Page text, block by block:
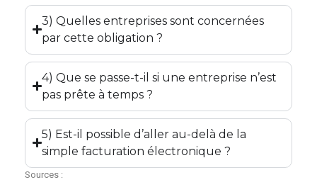
3) Quelles entreprises sont concernées
par cette obligation ?
4) Que se passe-t-il si une entreprise n’est
pas prête à temps ?
5) Est-il possible d’aller au-delà de la
simple facturation électronique ?
Sources :